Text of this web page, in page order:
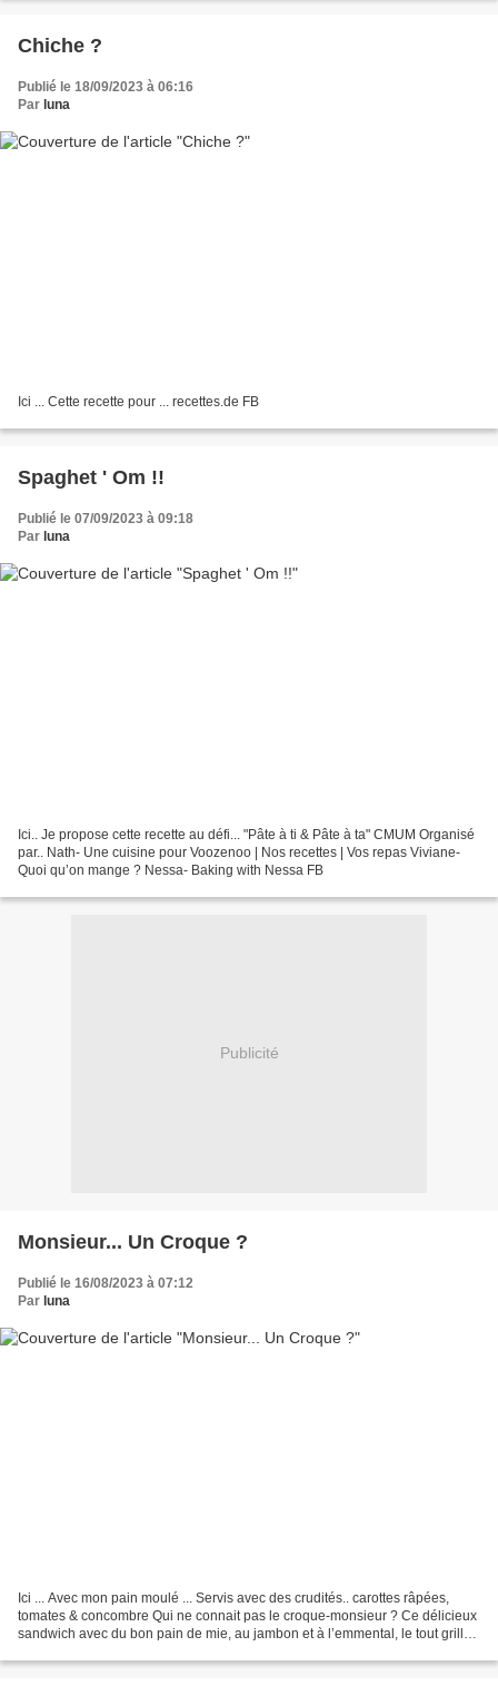
Chiche ?
Publié le 18/09/2023 à 06:16
Par luna
Ici ... Cette recette pour ... recettes.de FB
Spaghet ' Om !!
Publié le 07/09/2023 à 09:18
Par luna
Ici.. Je propose cette recette au défi... "Pâte à ti & Pâte à ta" CMUM Organisé
par.. Nath- Une cuisine pour Voozenoo | Nos recettes | Vos repas Viviane-
Quoi qu’on mange ? Nessa- Baking with Nessa FB
Publicité
Monsieur... Un Croque ?
Publié le 16/08/2023 à 07:12
Par luna
Ici ... Avec mon pain moulé ... Servis avec des crudités.. carottes râpées,
tomates & concombre Qui ne connait pas le croque-monsieur ? Ce délicieux
sandwich avec du bon pain de mie, au jambon et à l’emmental, le tout grillé